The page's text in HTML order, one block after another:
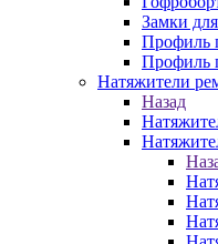
Замки
Профиль
Профиль
Натяжители
Назад